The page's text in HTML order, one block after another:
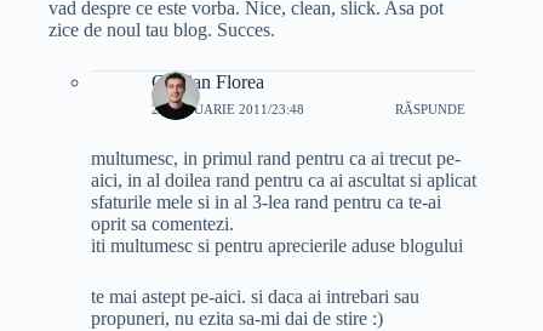
vad despre ce este vorba. Nice, clean, slick. Asa pot
zice de noul tau blog. Succes.
Cristian Florea
25 IANUARIE 2011/23:48 RĂSPUNDE
multumesc, in primul rand pentru ca ai trecut pe-
aici, in al doilea rand pentru ca ai ascultat si aplicat
sfaturile mele si in al 3-lea rand pentru ca te-ai
oprit sa comentezi.
iti multumesc si pentru aprecierile aduse blogului
te mai astept pe-aici. si daca ai intrebari sau
propuneri, nu ezita sa-mi dai de stire :)